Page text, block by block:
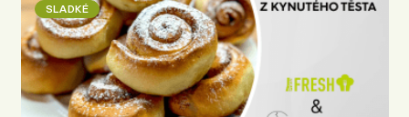
SLADKÉ